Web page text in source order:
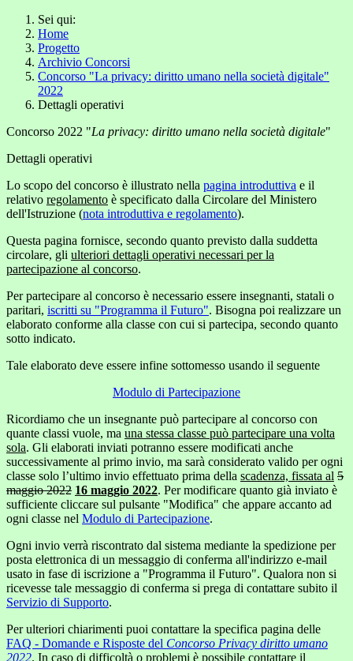
Sei qui:
Home
Progetto
Archivio Concorsi
Concorso "La privacy: diritto umano nella società digitale"
2022
Dettagli operativi
Concorso 2022 "La privacy: diritto umano nella società digitale"
Dettagli operativi
Lo scopo del concorso è illustrato nella pagina introduttiva e il
relativo regolamento è specificato dalla Circolare del Ministero
dell'Istruzione (nota introduttiva e regolamento).
Questa pagina fornisce, secondo quanto previsto dalla suddetta
circolare, gli ulteriori dettagli operativi necessari per la
partecipazione al concorso.
Per partecipare al concorso è necessario essere insegnanti, statali o
paritari, iscritti su "Programma il Futuro". Bisogna poi realizzare un
elaborato conforme alla classe con cui si partecipa, secondo quanto
sotto indicato.
Tale elaborato deve essere infine sottomesso usando il seguente
Modulo di Partecipazione
Ricordiamo che un insegnante può partecipare al concorso con
quante classi vuole, ma una stessa classe può partecipare una volta
sola. Gli elaborati inviati potranno essere modificati anche
successivamente al primo invio, ma sarà considerato valido per ogni
classe solo l’ultimo invio effettuato prima della scadenza, fissata al 5
maggio 2022 16 maggio 2022. Per modificare quanto già inviato è
sufficiente cliccare sul pulsante "Modifica" che appare accanto ad
ogni classe nel Modulo di Partecipazione.
Ogni invio verrà riscontrato dal sistema mediante la spedizione per
posta elettronica di un messaggio di conferma all'indirizzo e-mail
usato in fase di iscrizione a "Programma il Futuro". Qualora non si
ricevesse tale messaggio di conferma si prega di contattare subito il
Servizio di Supporto.
Per ulteriori chiarimenti puoi contattare la specifica pagina delle
FAQ - Domande e Risposte del Concorso Privacy diritto umano
2022. In caso di difficoltà o problemi è possibile contattare il